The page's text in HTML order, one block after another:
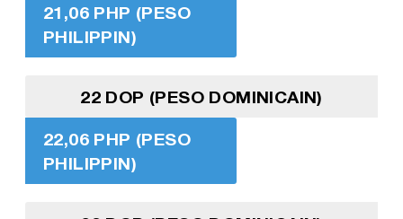
21,06 PHP (PESO
PHILIPPIN)
22 DOP (PESO DOMINICAIN)
22,06 PHP (PESO
PHILIPPIN)